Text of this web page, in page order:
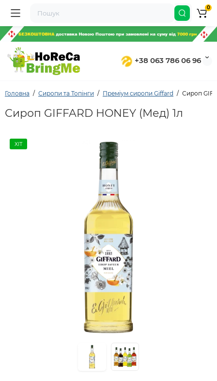
+38 063 786 06 96
0
Головна Сиропи та Топінги Преміум сиропи Giffard Сироп
Сироп GIFFARD HONEY (Мед) 1л
ХІТ